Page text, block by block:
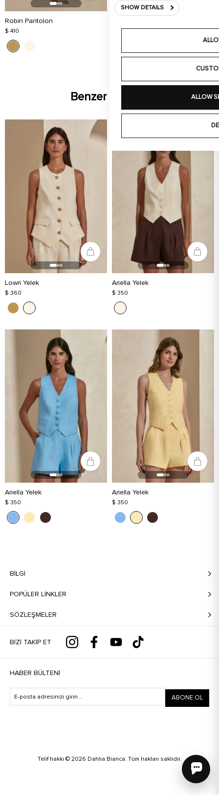
SHOW DETAILS
ALLOW
Robin Pantolon
$ 410
Benzer Ürünler
Lowri Yelek
$ 360
Ariella Yelek
$ 350
Ariella Yelek
$ 350
Ariella Yelek
$ 350
BILGI
POPÜLER LİNKLER
SÖZLEŞMELER
BIZI TAKIP ET
HABER BÜLTENI
ABONE OL
Telif hakkı © 2026 Dahlia Bianca. Tüm hakları saklıdır.